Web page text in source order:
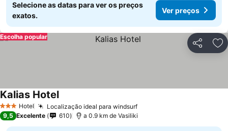
Selecione as datas para ver os preços
exatos.
Ver preços
Partilhar
Escolha popular
3 EstrelasHotel Localização ideal para windsurf
Kalias Hotel
9,5 Excelente 610 a 0.9 km de Vasiliki